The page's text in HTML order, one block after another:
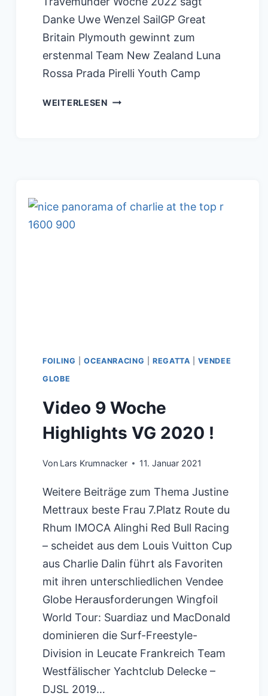
Danke Uwe Wenzel SailGP Great
Britain Plymouth gewinnt zum
erstenmal Team New Zealand Luna
Rossa Prada Pirelli Youth Camp
WEITERLESEN MIRANDA
DER
FOILING |OCEANRACING |REGATTA |VENDEE
GLOBE
Video 9 Woche
Highlights VG 2020 !
Von Lars Krumnacker 11. Januar 2021
Weitere Beiträge zum Thema Justine
Mettraux beste Frau 7.Platz Route du
Rhum IMOCA Alinghi Red Bull Racing
– scheidet aus dem Louis Vuitton Cup
aus Charlie Dalin führt als Favoriten
mit ihren unterschliedlichen Vendee
Globe Herausforderungen Wingfoil
World Tour: Suardiaz und MacDonald
dominieren die Surf-Freestyle-
Division in Leucate Frankreich Team
Westfälischer Yachtclub Delecke –
DJSL 2019…